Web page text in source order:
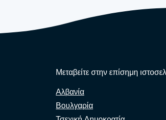
Μεταβείτε στην επίσημη
Αλβανία
Βουλγαρία